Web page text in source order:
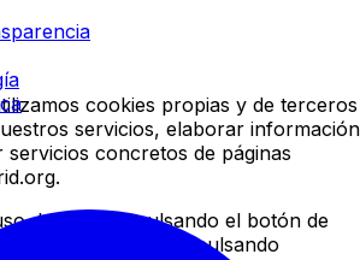
cookies propias y de terceros
servicios, elaborar información
servicios concretos de páginas
de cookies pulsando el botón de
rechazar su uso pulsando
de